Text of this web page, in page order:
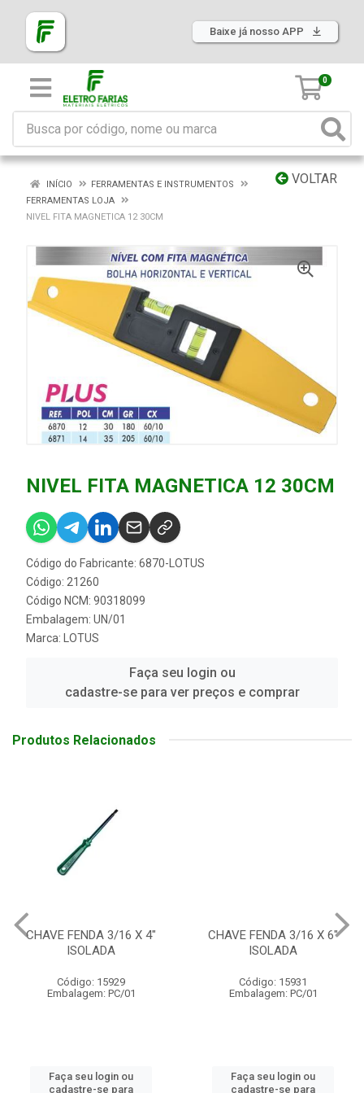
Baixe já nosso APP
0
VOLTAR
INÍCIO
FERRAMENTAS E INSTRUMENTOS
FERRAMENTAS LOJA
NIVEL FITA MAGNETICA 12 30CM
NIVEL FITA MAGNETICA 12 30CM
Código do Fabricante: 6870-LOTUS
Código: 21260
Código NCM: 90318099
Embalagem: UN/01
Marca:
LOTUS
Faça seu login ou
cadastre-se para ver preços e comprar
Produtos Relacionados
CHAVE FENDA 3/16 X 4"
ISOLADA
Código: 15929
Embalagem: PC/01
Faça seu login ou
cadastre-se para
CHAVE FENDA 3/16 X 6"
ISOLADA
Código: 15931
Embalagem: PC/01
Faça seu login ou
cadastre-se para